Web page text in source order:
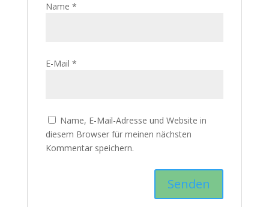
Name *
E-Mail *
Name, E-Mail-Adresse und Website in
diesem Browser für meinen nächsten
Kommentar speichern.